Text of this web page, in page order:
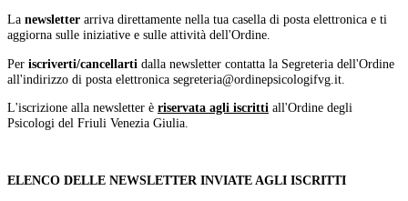
La newsletter arriva direttamente nella tua casella di posta elettronica e ti
aggiorna sulle iniziative e sulle attività dell'Ordine.
Per iscriverti/cancellarti dalla newsletter contatta la Segreteria dell'Ordine
all'indirizzo di posta elettronica
L'iscrizione alla newsletter è riservata agli iscritti all'Ordine degli
Psicologi del Friuli Venezia Giulia.
ELENCO DELLE NEWSLETTER INVIATE AGLI ISCRITTI